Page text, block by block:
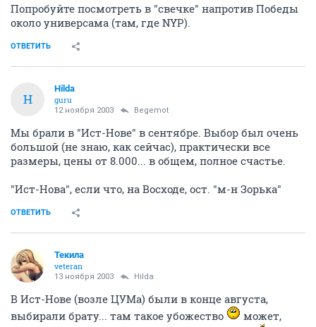
Попробуйте посмотреть в "свечке" напротив Победы
около универсама (там, где NYP).
ОТВЕТИТЬ
H
Hilda
guru
12 ноября 2003 Begemot
Мы брали в "Ист-Нове" в сентябре. Выбор был очень
большой (не знаю, как сейчас), практически все
размеры, цены от 8.000... в общем, полное счастье.
"Ист-Нова", если что, на Восходе, ост. "м-н Зорька"
ОТВЕТИТЬ
Текила
veteran
13 ноября 2003 Hilda
В Ист-Нове (возле ЦУМа) были в конце августа,
выбирали брату... там такое убожество
может,